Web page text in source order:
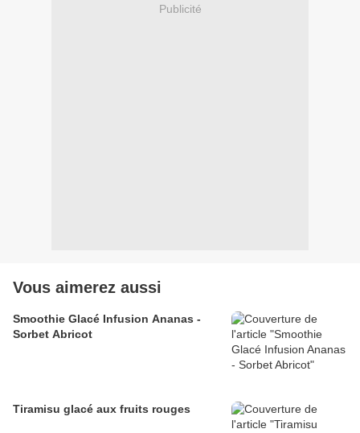
Publicité
Vous aimerez aussi
Smoothie Glacé Infusion Ananas -
Sorbet Abricot
Tiramisu glacé aux fruits rouges